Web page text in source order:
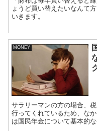
ょうど買い替えたいなんて
いきます。
MONEY
サラリーマンの方の場合、
行ってくれているため、な
は国民年金について基本的